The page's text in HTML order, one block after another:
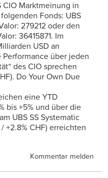
CIO Marktmeinung in
Fonds: UBS
279212 oder den
36415871. Im
USD an
über jeden
des CIO sprechen
Do Your Own Due
eine YTD
bis +5% und über die
UBS SS Systematic
+2.8% CHF) erreichten
Kommentar melden